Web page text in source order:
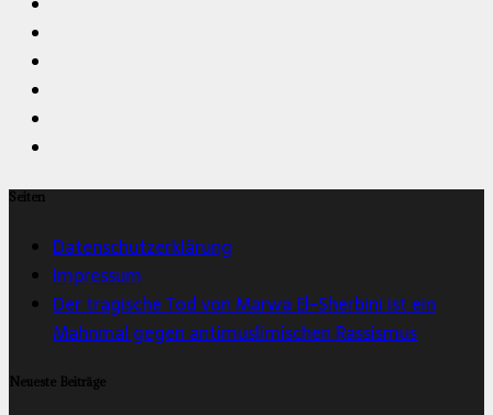
Seiten
Datenschutzerklärung
Impressum
Der tragische Tod von Marwa El-Sherbini ist ein
Mahnmal gegen antimuslimischen Rassismus
Neueste Beiträge